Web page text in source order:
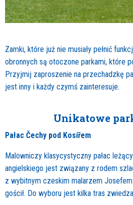
Zamki, które już nie musiały pełnić
obronnych są otoczone parkami, które
Przyjmij zaproszenie na przechadzkę
jest inny i każdy czymś zainteresuje.
Unikatowe
Pałac Čechy pod Kosířem
Malowniczy klasycystyczny pałac
angielskiego jest związany z rodem
z wybitnym czeskim malarzem
gościł. Do wyboru jest kilka tras